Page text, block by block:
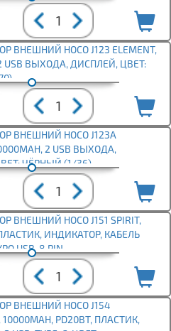
ВНЕШНИЙ HOCO J123 ELEMENT,
USB ВЫХОДА, ДИСПЛЕЙ, ЦВЕТ:
ВНЕШНИЙ HOCO J123A
2 USB ВЫХОДА,
ЧЁРНЫЙ (1/36)
ВНЕШНИЙ HOCO J151 SPIRIT,
ИНДИКАТОР, КАБЕЛЬ
USB, 8 PIN
ВНЕШНИЙ HOCO J154
10000MAH, PD20ВТ, ПЛАСТИК,